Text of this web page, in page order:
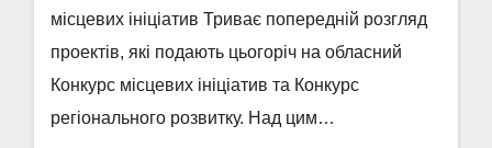
місцевих ініціатив Триває попередній розгляд
проектів, які подають цьогоріч на обласний
Конкурс місцевих ініціатив та Конкурс
регіонального розвитку. Над цим…